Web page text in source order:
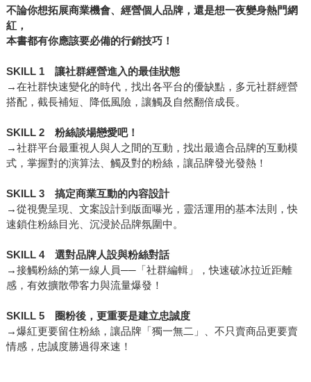
不論你想拓展商業機會、經營個人品牌，還是想一夜變身熱門網
紅，
本書都有你應該要必備的行銷技巧！
SKILL 1 讓社群經營進入的最佳狀態
→在社群快速變化的時代，找出各平台的優缺點，多元社群經營
搭配，截長補短、降低風險，讓觸及自然翻倍成長。
SKILL 2 粉絲談場戀愛吧！
→社群平台最重視人與人之間的互動，找出最適合品牌的互動模
式，掌握對的演算法、觸及對的粉絲，讓品牌發光發熱！
SKILL 3 搞定商業互動的內容設計
→從視覺呈現、文案設計到版面曝光，靈活運用的基本法則，快
速鎖住粉絲目光、沉浸於品牌氛圍中。
SKILL 4 選對品牌人設與粉絲對話
→接觸粉絲的第一線人員──「社群編輯」，快速破冰拉近距離
感，有效擴散帶客力與流量爆發！
SKILL 5 圈粉後，更重要是建立忠誠度
→爆紅更要留住粉絲，讓品牌「獨一無二」、不只賣商品更要賣
情感，忠誠度勝過得來速！